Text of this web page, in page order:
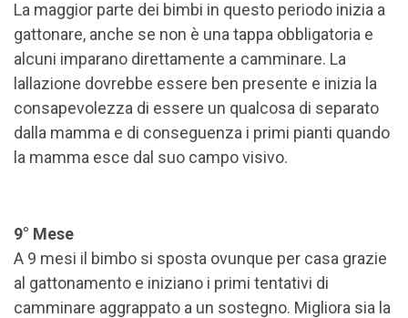
La maggior parte dei bimbi in questo periodo inizia a
gattonare, anche se non è una tappa obbligatoria e
alcuni imparano direttamente a camminare. La
lallazione dovrebbe essere ben presente e inizia la
consapevolezza di essere un qualcosa di separato
dalla mamma e di conseguenza i primi pianti quando
la mamma esce dal suo campo visivo.
9° Mese
A 9 mesi il bimbo si sposta ovunque per casa grazie
al gattonamento e iniziano i primi tentativi di
camminare aggrappato a un sostegno. Migliora sia la